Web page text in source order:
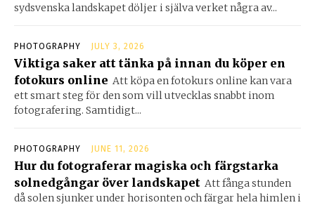
sydsvenska landskapet döljer i själva verket några av...
PHOTOGRAPHY JULY 3, 2026
Viktiga saker att tänka på innan du köper en
fotokurs online Att köpa en fotokurs online kan vara
ett smart steg för den som vill utvecklas snabbt inom
fotografering. Samtidigt...
PHOTOGRAPHY JUNE 11, 2026
Hur du fotograferar magiska och färgstarka
solnedgångar över landskapet Att fånga stunden
då solen sjunker under horisonten och färgar hela himlen i